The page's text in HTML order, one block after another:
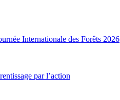
Internationale des Forêts 2026
par l’action